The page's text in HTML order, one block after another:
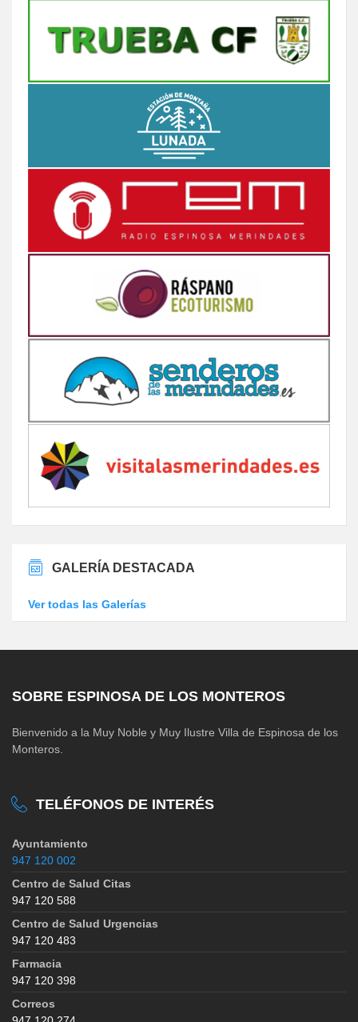
GALERÍA DESTACADA
Ver todas las Galerías
SOBRE ESPINOSA DE LOS MONTEROS
Bienvenido a la Muy Noble y Muy Ilustre Villa de Espinosa de los
Monteros.
TELÉFONOS DE INTERÉS
Ayuntamiento
947 120 002
Centro de Salud Citas
947 120 588
Centro de Salud Urgencias
947 120 483
Farmacia
947 120 398
Correos